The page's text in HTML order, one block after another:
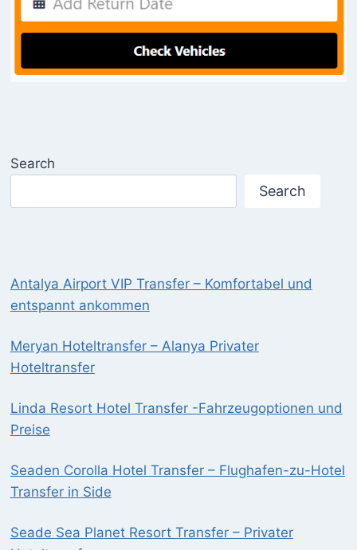
Search
Search
Antalya Airport VIP Transfer – Komfortabel und
entspannt ankommen
Meryan Hoteltransfer – Alanya Privater
Hoteltransfer
Linda Resort Hotel Transfer -Fahrzeugoptionen und
Preise
Seaden Corolla Hotel Transfer – Flughafen-zu-Hotel
Transfer in Side
Seade Sea Planet Resort Transfer – Privater